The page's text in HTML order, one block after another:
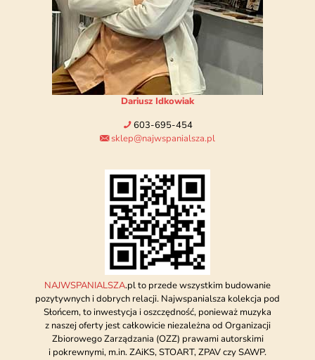
Dariusz Idkowiak
603-695-454
sklep@najwspanialsza.pl
NAJWSPANIALSZA.pl to przede wszystkim budowanie
pozytywnych i dobrych relacji. Najwspanialsza kolekcja pod
Słońcem, to inwestycja i oszczędność, ponieważ muzyka
z naszej oferty jest całkowicie niezależna od Organizacji
Zbiorowego Zarządzania (OZZ) prawami autorskimi
i pokrewnymi, m.in. ZAiKS, STOART, ZPAV czy SAWP.